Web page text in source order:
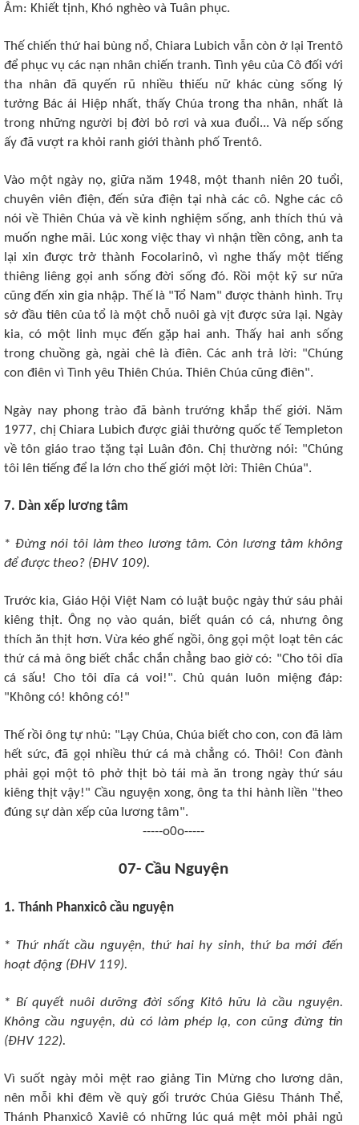
Âm: Khiết tịnh, Khó nghèo và Tuân phục.
Thế chiến thứ hai bùng nổ, Chiara Lubich vẫn còn ở lại Trentô
để phục vụ các nạn nhân chiến tranh. Tình yêu của Cô đối với
tha nhân đã quyến rũ nhiều thiếu nữ khác cùng sống lý
tưởng Bác ái Hiệp nhất, thấy Chúa trong tha nhân, nhất là
trong những người bị đời bỏ rơi và xua đuổi... Và nếp sống
ấy đã vượt ra khỏi ranh giới thành phố Trentô.
Vào một ngày nọ, giữa năm 1948, một thanh niên 20 tuổi,
chuyên viên điện, đến sửa điện tại nhà các cô. Nghe các cô
nói về Thiên Chúa và về kinh nghiệm sống, anh thích thú và
muốn nghe mãi. Lúc xong việc thay vì nhận tiền công, anh ta
lại xin được trở thành Focolarinô, vì nghe thấy một tiếng
thiêng liêng gọi anh sống đời sống đó. Rồi một kỹ sư nữa
cũng đến xin gia nhập. Thế là "Tổ Nam" được thành hình. Trụ
sở đầu tiên của tổ là một chỗ nuôi gà vịt được sửa lại. Ngày
kia, có một linh mục đến gặp hai anh. Thấy hai anh sống
trong chuồng gà, ngài chê là điên. Các anh trả lời: "Chúng
con điên vì Tình yêu Thiên Chúa. Thiên Chúa cũng điên".
Ngày nay phong trào đã bành trướng khắp thế giới. Năm
1977, chị Chiara Lubich được giải thưởng quốc tế Templeton
về tôn giáo trao tặng tại Luân đôn. Chị thường nói: "Chúng
tôi lên tiếng để la lớn cho thế giới một lời: Thiên Chúa".
7. Dàn xếp lương tâm
* Ðừng nói tôi làm theo lương tâm. Còn lương tâm không
để được theo? (ÐHV 109).
Trước kia, Giáo Hội Việt Nam có luật buộc ngày thứ sáu phải
kiêng thịt. Ông nọ vào quán, biết quán có cá, nhưng ông
thích ăn thịt hơn. Vừa kéo ghế ngồi, ông gọi một loạt tên các
thứ cá mà ông biết chắc chắn chẳng bao giờ có: "Cho tôi dĩa
cá sấu! Cho tôi dĩa cá voi!". Chủ quán luôn miệng đáp:
"Không có! không có!"
Thế rồi ông tự nhủ: "Lạy Chúa, Chúa biết cho con, con đã làm
hết sức, đã gọi nhiều thứ cá mà chẳng có. Thôi! Con đành
phải gọi một tô phở thịt bò tái mà ăn trong ngày thứ sáu
kiêng thịt vậy!" Cầu nguyện xong, ông ta thi hành liền "theo
đúng sự dàn xếp của lương tâm".
-----o0o-----
07- Cầu Nguyện
1. Thánh Phanxicô cầu nguyện
* Thứ nhất cầu nguyện, thứ hai hy sinh, thứ ba mới đến
hoạt động (ÐHV 119).
* Bí quyết nuôi dưỡng đời sống Kitô hữu là cầu nguyện.
Không cầu nguyện, dù có làm phép lạ, con cũng đừng tin
(ÐHV 122).
Vì suốt ngày mỏi mệt rao giảng Tin Mừng cho lương dân,
nên mỗi khi đêm về quỳ gối trước Chúa Giêsu Thánh Thể,
Thánh Phanxicô Xaviê có những lúc quá mệt mỏi phải ngủ